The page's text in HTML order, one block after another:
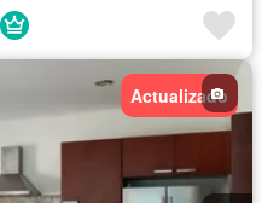
Actualizado